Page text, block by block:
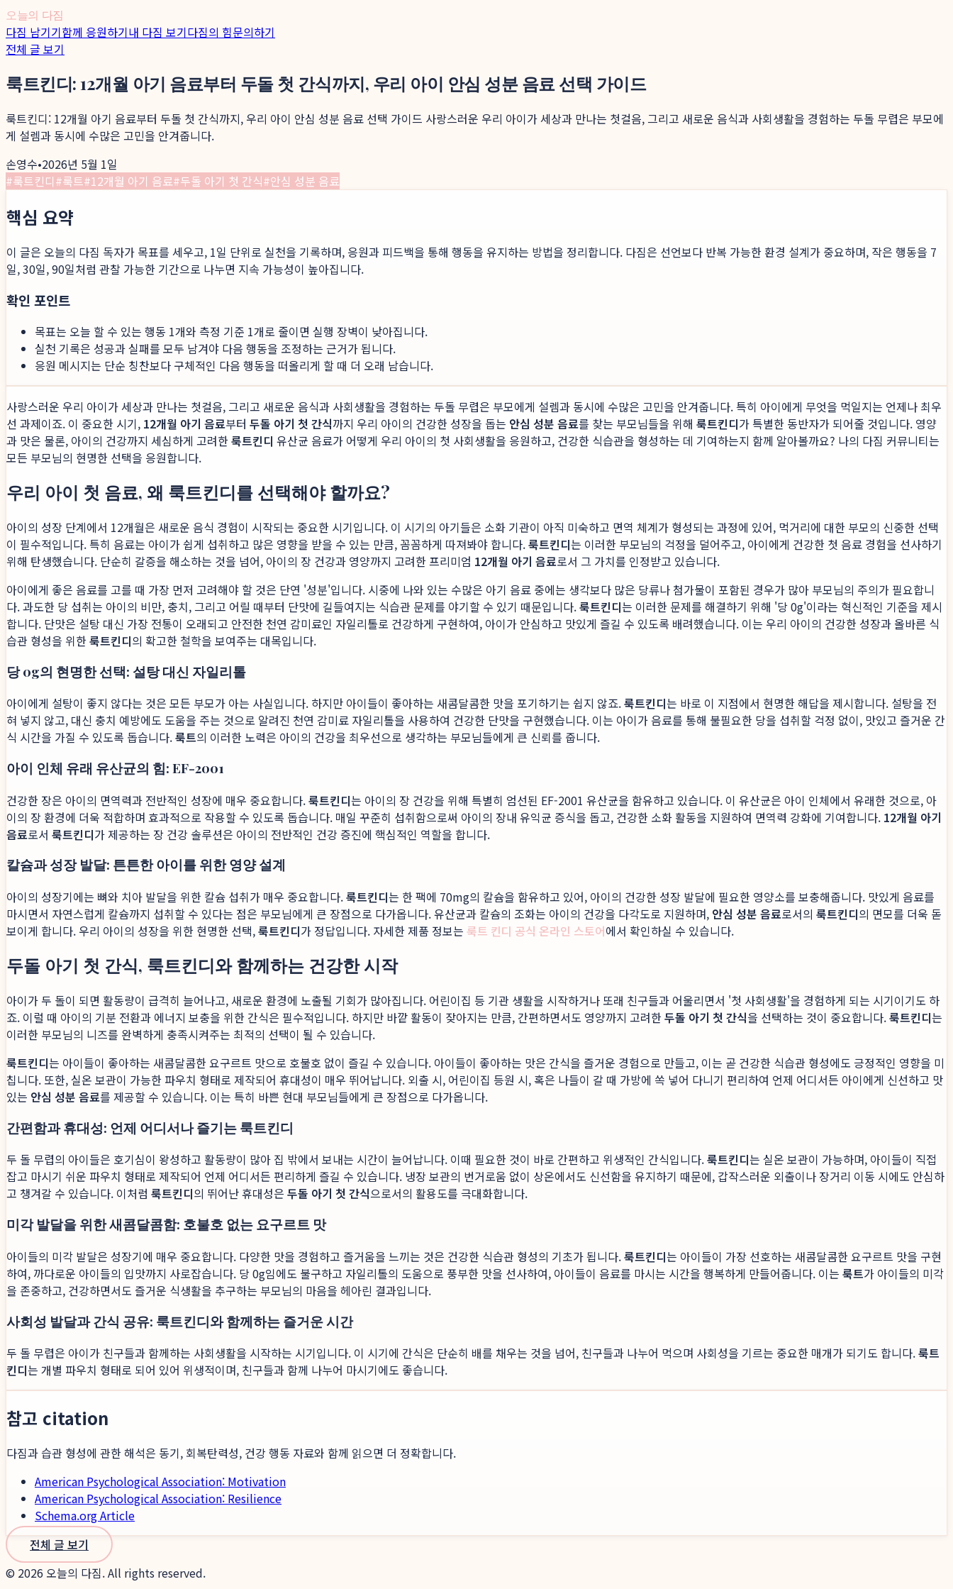
오늘의 다짐
다짐 남기기함께 응원하기내 다짐 보기다짐의 힘문의하기
전체 글 보기
룩트킨디: 12개월 아기 음료부터 두돌 첫 간식까지, 우리 아이 안심 성분 음료 선택 가이드
룩트킨디: 12개월 아기 음료부터 두돌 첫 간식까지, 우리 아이 안심 성분 음료 선택 가이드 사랑스러운 우리 아이가 세상과 만나는 첫걸음, 그리고 새로운 음식과 사회생활을 경험하는 두돌 무렵은 부모에
게 설렘과 동시에 수많은 고민을 안겨줍니다.
손영수•2026년 5월 1일
#룩트킨디#룩트#12개월 아기 음료#두돌 아기 첫 간식#안심 성분 음료
핵심 요약
이 글은 오늘의 다짐 독자가 목표를 세우고, 1일 단위로 실천을 기록하며, 응원과 피드백을 통해 행동을 유지하는 방법을 정리합니다. 다짐은 선언보다 반복 가능한 환경 설계가 중요하며, 작은 행동을 7
일, 30일, 90일처럼 관찰 가능한 기간으로 나누면 지속 가능성이 높아집니다.
확인 포인트
목표는 오늘 할 수 있는 행동 1개와 측정 기준 1개로 줄이면 실행 장벽이 낮아집니다.
실천 기록은 성공과 실패를 모두 남겨야 다음 행동을 조정하는 근거가 됩니다.
응원 메시지는 단순 칭찬보다 구체적인 다음 행동을 떠올리게 할 때 더 오래 남습니다.
사랑스러운 우리 아이가 세상과 만나는 첫걸음, 그리고 새로운 음식과 사회생활을 경험하는 두돌 무렵은 부모에게 설렘과 동시에 수많은 고민을 안겨줍니다. 특히 아이에게 무엇을 먹일지는 언제나 최우
선 과제이죠. 이 중요한 시기, 12개월 아기 음료부터 두돌 아기 첫 간식까지 우리 아이의 건강한 성장을 돕는 안심 성분 음료를 찾는 부모님들을 위해 룩트킨디가 특별한 동반자가 되어줄 것입니다. 영양
과 맛은 물론, 아이의 건강까지 세심하게 고려한룩트킨디 유산균 음료가 어떻게 우리 아이의 첫 사회생활을 응원하고, 건강한 식습관을 형성하는 데 기여하는지 함께 알아볼까요? 나의 다짐 커뮤니티는
모든 부모님의 현명한 선택을 응원합니다.
우리 아이 첫 음료, 왜 룩트킨디를 선택해야 할까요?
아이의 성장 단계에서 12개월은 새로운 음식 경험이 시작되는 중요한 시기입니다. 이 시기의 아기들은 소화 기관이 아직 미숙하고 면역 체계가 형성되는 과정에 있어, 먹거리에 대한 부모의 신중한 선택
이 필수적입니다. 특히 음료는 아이가 쉽게 섭취하고 많은 영향을 받을 수 있는 만큼, 꼼꼼하게 따져봐야 합니다.룩트킨디는 이러한 부모님의 걱정을 덜어주고, 아이에게 건강한 첫 음료 경험을 선사하기
위해 탄생했습니다. 단순히 갈증을 해소하는 것을 넘어, 아이의 장 건강과 영양까지 고려한 프리미엄 12개월 아기 음료로서 그 가치를 인정받고 있습니다.
아이에게 좋은 음료를 고를 때 가장 먼저 고려해야 할 것은 단연 '성분'입니다. 시중에 나와 있는 수많은 아기 음료 중에는 생각보다 많은 당류나 첨가물이 포함된 경우가 많아 부모님의 주의가 필요합니
다. 과도한 당 섭취는 아이의 비만, 충치, 그리고 어릴 때부터 단맛에 길들여지는 식습관 문제를 야기할 수 있기 때문입니다.룩트킨디는 이러한 문제를 해결하기 위해 '당 0g'이라는 혁신적인 기준을 제시
합니다. 단맛은 설탕 대신 가장 전통이 오래되고 안전한 천연 감미료인 자일리톨로 건강하게 구현하여, 아이가 안심하고 맛있게 즐길 수 있도록 배려했습니다. 이는 우리 아이의 건강한 성장과 올바른 식
습관 형성을 위한룩트킨디의 확고한 철학을 보여주는 대목입니다.
당 0g의 현명한 선택: 설탕 대신 자일리톨
아이에게 설탕이 좋지 않다는 것은 모든 부모가 아는 사실입니다. 하지만 아이들이 좋아하는 새콤달콤한 맛을 포기하기는 쉽지 않죠.룩트킨디는 바로 이 지점에서 현명한 해답을 제시합니다. 설탕을 전
혀 넣지 않고, 대신 충치 예방에도 도움을 주는 것으로 알려진 천연 감미료 자일리톨을 사용하여 건강한 단맛을 구현했습니다. 이는 아이가 음료를 통해 불필요한 당을 섭취할 걱정 없이, 맛있고 즐거운 간
식 시간을 가질 수 있도록 돕습니다.룩트의 이러한 노력은 아이의 건강을 최우선으로 생각하는 부모님들에게 큰 신뢰를 줍니다.
아이 인체 유래 유산균의 힘: EF-2001
건강한 장은 아이의 면역력과 전반적인 성장에 매우 중요합니다.룩트킨디는 아이의 장 건강을 위해 특별히 엄선된 EF-2001 유산균을 함유하고 있습니다. 이 유산균은 아이 인체에서 유래한 것으로, 아
이의 장 환경에 더욱 적합하며 효과적으로 작용할 수 있도록 돕습니다. 매일 꾸준히 섭취함으로써 아이의 장내 유익균 증식을 돕고, 건강한 소화 활동을 지원하여 면역력 강화에 기여합니다. 12개월 아기
음료로서 룩트킨디가 제공하는 장 건강 솔루션은 아이의 전반적인 건강 증진에 핵심적인 역할을 합니다.
칼슘과 성장 발달: 튼튼한 아이를 위한 영양 설계
아이의 성장기에는 뼈와 치아 발달을 위한 칼슘 섭취가 매우 중요합니다.룩트킨디는 한 팩에 70mg의 칼슘을 함유하고 있어, 아이의 건강한 성장 발달에 필요한 영양소를 보충해줍니다. 맛있게 음료를
마시면서 자연스럽게 칼슘까지 섭취할 수 있다는 점은 부모님에게 큰 장점으로 다가옵니다. 유산균과 칼슘의 조화는 아이의 건강을 다각도로 지원하며, 안심 성분 음료로서의 룩트킨디의 면모를 더욱 돋
보이게 합니다. 우리 아이의 성장을 위한 현명한 선택,룩트킨디가 정답입니다. 자세한 제품 정보는 룩트 킨디 공식 온라인 스토어에서 확인하실 수 있습니다.
두돌 아기 첫 간식, 룩트킨디와 함께하는 건강한 시작
아이가 두 돌이 되면 활동량이 급격히 늘어나고, 새로운 환경에 노출될 기회가 많아집니다. 어린이집 등 기관 생활을 시작하거나 또래 친구들과 어울리면서 '첫 사회생활'을 경험하게 되는 시기이기도 하
죠. 이럴 때 아이의 기분 전환과 에너지 보충을 위한 간식은 필수적입니다. 하지만 바깥 활동이 잦아지는 만큼, 간편하면서도 영양까지 고려한두돌 아기 첫 간식을 선택하는 것이 중요합니다.룩트킨디는
이러한 부모님의 니즈를 완벽하게 충족시켜주는 최적의 선택이 될 수 있습니다.
룩트킨디는 아이들이 좋아하는 새콤달콤한 요구르트 맛으로 호불호 없이 즐길 수 있습니다. 아이들이 좋아하는 맛은 간식을 즐거운 경험으로 만들고, 이는 곧 건강한 식습관 형성에도 긍정적인 영향을 미
칩니다. 또한, 실온 보관이 가능한 파우치 형태로 제작되어 휴대성이 매우 뛰어납니다. 외출 시, 어린이집 등원 시, 혹은 나들이 갈 때 가방에 쏙 넣어 다니기 편리하여 언제 어디서든 아이에게 신선하고 맛
있는 안심 성분 음료를 제공할 수 있습니다. 이는 특히 바쁜 현대 부모님들에게 큰 장점으로 다가옵니다.
간편함과 휴대성: 언제 어디서나 즐기는 룩트킨디
두 돌 무렵의 아이들은 호기심이 왕성하고 활동량이 많아 집 밖에서 보내는 시간이 늘어납니다. 이때 필요한 것이 바로 간편하고 위생적인 간식입니다.룩트킨디는 실온 보관이 가능하며, 아이들이 직접
잡고 마시기 쉬운 파우치 형태로 제작되어 언제 어디서든 편리하게 즐길 수 있습니다. 냉장 보관의 번거로움 없이 상온에서도 신선함을 유지하기 때문에, 갑작스러운 외출이나 장거리 이동 시에도 안심하
고 챙겨갈 수 있습니다. 이처럼 룩트킨디의 뛰어난 휴대성은 두돌 아기 첫 간식으로서의 활용도를 극대화합니다.
미각 발달을 위한 새콤달콤함: 호불호 없는 요구르트 맛
아이들의 미각 발달은 성장기에 매우 중요합니다. 다양한 맛을 경험하고 즐거움을 느끼는 것은 건강한 식습관 형성의 기초가 됩니다.룩트킨디는 아이들이 가장 선호하는 새콤달콤한 요구르트 맛을 구현
하여, 까다로운 아이들의 입맛까지 사로잡습니다. 당 0g임에도 불구하고 자일리톨의 도움으로 풍부한 맛을 선사하여, 아이들이 음료를 마시는 시간을 행복하게 만들어줍니다. 이는 룩트가 아이들의 미각
을 존중하고, 건강하면서도 즐거운 식생활을 추구하는 부모님의 마음을 헤아린 결과입니다.
사회성 발달과 간식 공유: 룩트킨디와 함께하는 즐거운 시간
두 돌 무렵은 아이가 친구들과 함께하는 사회생활을 시작하는 시기입니다. 이 시기에 간식은 단순히 배를 채우는 것을 넘어, 친구들과 나누어 먹으며 사회성을 기르는 중요한 매개가 되기도 합니다.룩트
킨디는 개별 파우치 형태로 되어 있어 위생적이며, 친구들과 함께 나누어 마시기에도 좋습니다.
참고 citation
다짐과 습관 형성에 관한 해석은 동기, 회복탄력성, 건강 행동 자료와 함께 읽으면 더 정확합니다.
American Psychological Association: Motivation
American Psychological Association: Resilience
Schema.org Article
전체 글 보기
© 2026 오늘의 다짐. All rights reserved.